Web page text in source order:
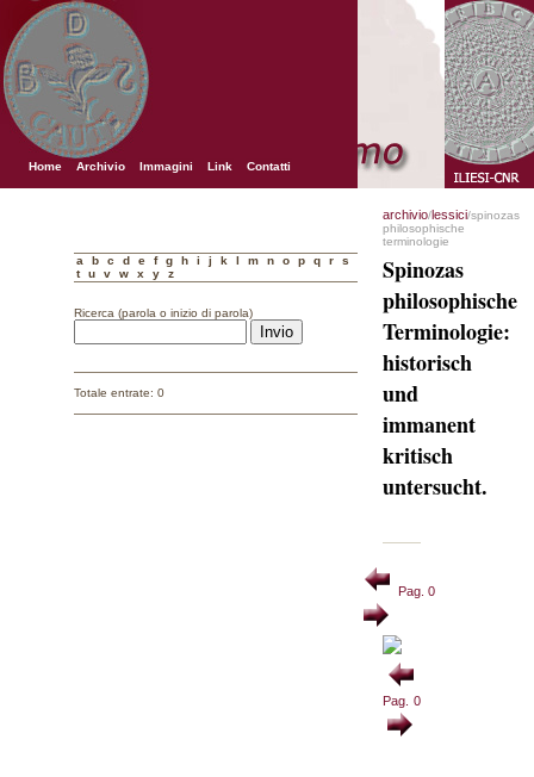
Home Archivio Immagini Link Contatti
a b c d e f g h i j k l m n o p q r
s
t
u v w x y z
Ricerca (parola o inizio di parola)
Totale entrate: 0
archivio/lessici/spinozas
philosophische
terminologie
Spinozas
philosophische
Terminologie:
historisch
und
immanent
kritisch
untersucht.
Pag. 0
Pag. 0